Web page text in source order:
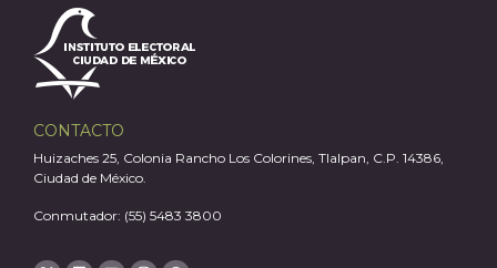
CONTACTO
Huizaches 25, Colonia Rancho Los Colorines, Tlalpan, C.P. 14386,
Ciudad de México.
Conmutador: (55) 5483 3800